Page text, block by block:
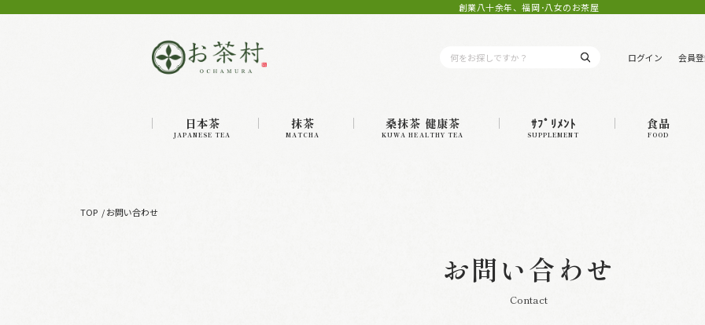
創業八十余年、福岡･八女のお茶屋
ログイン 会員
日本茶
JAPANESE TEA
抹茶
MATCHA
桑抹茶 健康茶
KUWA HEALTHY TEA
ｻﾌﾟﾘﾒﾝﾄ
SUPPLEMENT
食品
FOOD
TOP お問い合わせ
お問い合わせ
Contact